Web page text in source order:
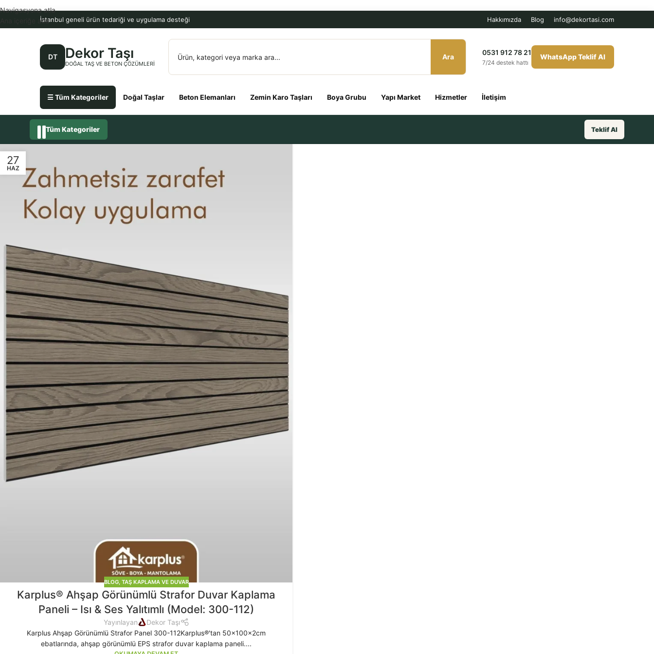
İstanbul geneli ürün tedariği ve uygulama desteği Hakkımızda Blog info@dekortasi.com
DT Dekor Taşı
DOĞAL TAŞ VE BETON ÇÖZÜMLERI
Ara
0531 912 78 21
7/24 destek hattı
WhatsApp Teklif Al
☰ Tüm Kategoriler Doğal Taşlar Beton Elemanları Zemin Karo Taşları Boya Grubu Yapı Market Hizmetler İletişim
Navigasyona atla
Ana içeriğe atla
Tüm Kategoriler Teklif Al
27
HAZ
BLOG, TAŞ KAPLAMA VE DUVAR
Karplus® Ahşap Görünümlü Strafor Duvar Kaplama
Paneli – Isı & Ses Yalıtımlı (Model: 300-112)
Yayınlayan
Dekor Taşı
Karplus Ahşap Görünümlü Strafor Panel 300-112Karplus®'tan 50x100x2cm
ebatlarında, ahşap görünümlü EPS strafor duvar kaplama paneli....